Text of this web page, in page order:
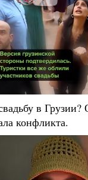
в Грузии?
конфликта.